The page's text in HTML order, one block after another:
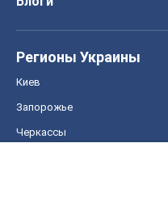
Регионы Украины
Киев
Запорожье
Черкассы